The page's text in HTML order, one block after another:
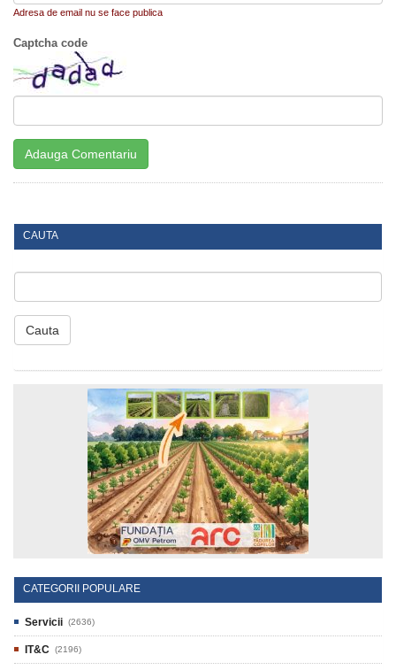
Adresa de email nu se face publica
Captcha code
CAUTA
Cauta
CATEGORII POPULARE
Servicii (2636)
IT&C (2196)